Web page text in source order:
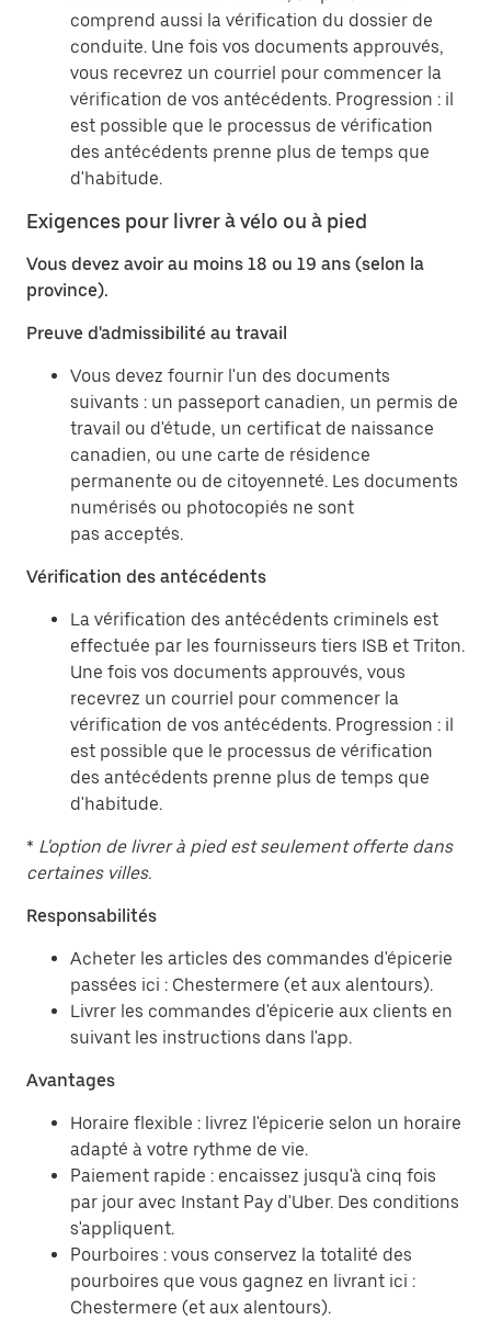
comprend aussi la vérification du dossier de
conduite. Une fois vos documents approuvés,
vous recevrez un courriel pour commencer la
vérification de vos antécédents. Progression : il
est possible que le processus de vérification
des antécédents prenne plus de temps que
d'habitude.
Exigences pour livrer à vélo ou à pied
Vous devez avoir au moins 18 ou 19 ans (selon la
province).
Preuve d'admissibilité au travail
Vous devez fournir l'un des documents
suivants : un passeport canadien, un permis de
travail ou d'étude, un certificat de naissance
canadien, ou une carte de résidence
permanente ou de citoyenneté. Les documents
numérisés ou photocopiés ne sont
pas acceptés.
Vérification des antécédents
La vérification des antécédents criminels est
effectuée par les fournisseurs tiers ISB et Triton.
Une fois vos documents approuvés, vous
recevrez un courriel pour commencer la
vérification de vos antécédents. Progression : il
est possible que le processus de vérification
des antécédents prenne plus de temps que
d'habitude.
* L'option de livrer à pied est seulement offerte dans
certaines villes.
Responsabilités
Acheter les articles des commandes d'épicerie
passées ici : Chestermere (et aux alentours).
Livrer les commandes d'épicerie aux clients en
suivant les instructions dans l'app.
Avantages
Horaire flexible : livrez l'épicerie selon un horaire
adapté à votre rythme de vie.
Paiement rapide : encaissez jusqu'à cinq fois
par jour avec Instant Pay d'Uber. Des conditions
s'appliquent.
Pourboires : vous conservez la totalité des
pourboires que vous gagnez en livrant ici :
Chestermere (et aux alentours).